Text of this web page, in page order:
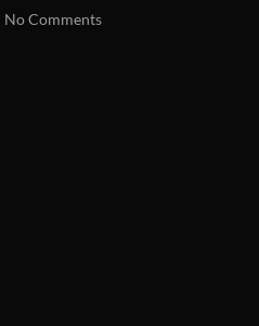
No Comments